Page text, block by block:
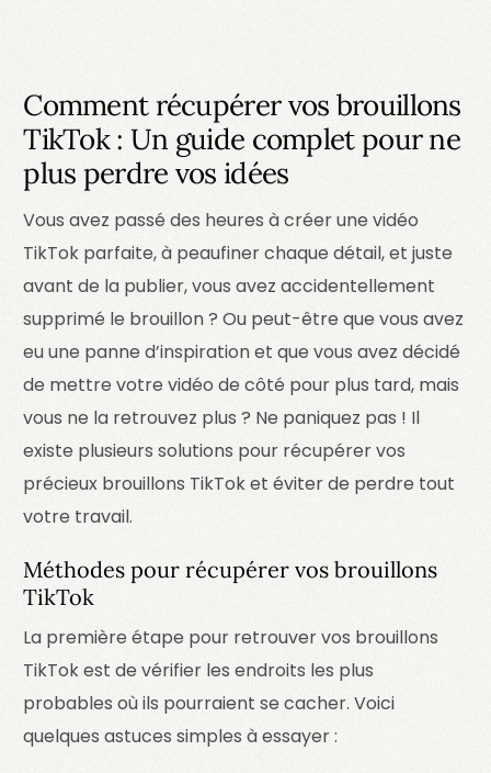
Comment récupérer vos brouillons
TikTok : Un guide complet pour ne
plus perdre vos idées
Vous avez passé des heures à créer une vidéo
TikTok parfaite, à peaufiner chaque détail, et juste
avant de la publier, vous avez accidentellement
supprimé le brouillon ? Ou peut-être que vous avez
eu une panne d’inspiration et que vous avez décidé
de mettre votre vidéo de côté pour plus tard, mais
vous ne la retrouvez plus ? Ne paniquez pas ! Il
existe plusieurs solutions pour récupérer vos
précieux brouillons TikTok et éviter de perdre tout
votre travail.
Méthodes pour récupérer vos brouillons
TikTok
La première étape pour retrouver vos brouillons
TikTok est de vérifier les endroits les plus
probables où ils pourraient se cacher. Voici
quelques astuces simples à essayer :